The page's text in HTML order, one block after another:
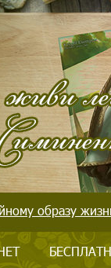
образу